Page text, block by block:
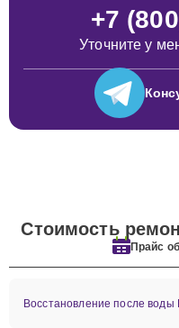
+7
Уточните у
Стоимость
Прайс
Восстановление после воды